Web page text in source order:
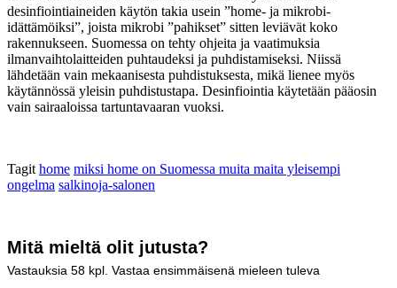
desinfiointiaineiden käytön takia usein ”home- ja mikrobi-
idättämöiksi”, joista mikrobi ”pahikset” sitten leviävät koko
rakennukseen. Suomessa on tehty ohjeita ja vaatimuksia
ilmanvaihtolaitteiden puhtaudeksi ja puhdistamiseksi. Niissä
lähdetään vain mekaanisesta puhdistuksesta, mikä lienee myös
käytännössä yleisin puhdistustapa. Desinfiointia käytetään pääosin
vain sairaaloissa tartuntavaaran vuoksi.
Tagit home miksi home on Suomessa muita maita yleisempi
ongelma salkinoja-salonen
Mitä mieltä olit jutusta?
Vastauksia 58 kpl. Vastaa ensimmäisenä mieleen tuleva